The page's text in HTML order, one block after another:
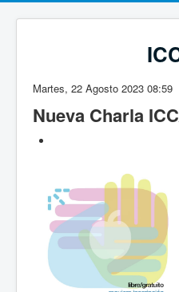
Martes, 22 Agosto 2023 08:59
Nueva Charla